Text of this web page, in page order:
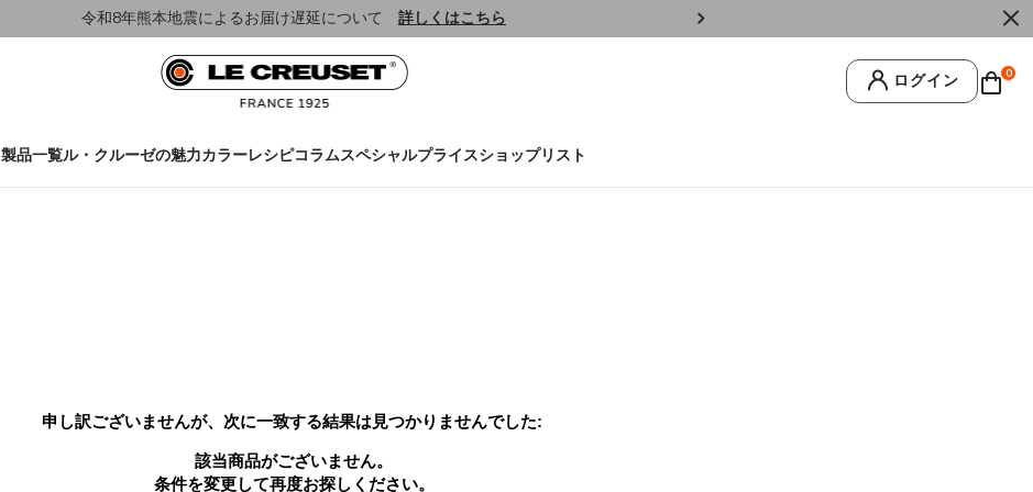
令和8年熊本地震によるお届け遅延について 詳しくはこちら ￥
ログイン 0
製品一覧ル・クルーゼの魅力カラーレシピコラムスペシャルプライスショップリスト
申し訳ございませんが、次に一致する結果は見つかりませんでした:
該当商品がございません。
条件を変更して再度お探しください。